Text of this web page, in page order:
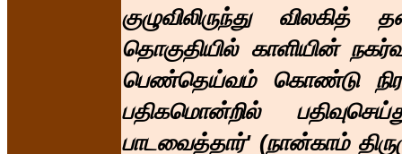
குழுவிலிருந்து
தொகுதியில் காளியின்
பெண்தெய்வம் கொண்டு
பதிகமொன்றில்
பாடவைத்தார்' (நான்காம்